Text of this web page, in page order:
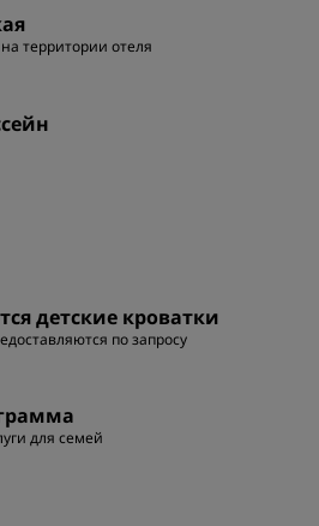
территории отеля
детские кроватки
по запросу
для семей